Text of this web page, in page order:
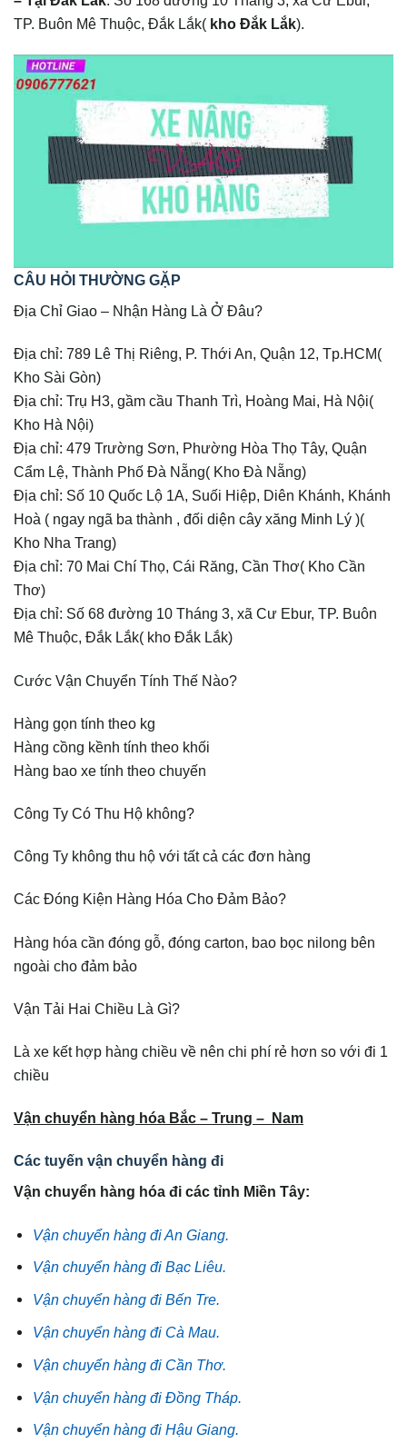
TP. Buôn Mê Thuộc, Đắk Lắk( kho Đắk Lắk).
CÂU HỎI THƯỜNG GẶP
Địa Chỉ Giao – Nhận Hàng Là Ở Đâu?
Địa chỉ: 789 Lê Thị Riêng, P. Thới An, Quận 12, Tp.HCM(
Kho Sài Gòn)
Địa chỉ: Trụ H3, gầm cầu Thanh Trì, Hoàng Mai, Hà Nội(
Kho Hà Nội)
Địa chỉ: 479 Trường Sơn, Phường Hòa Thọ Tây, Quận
Cẩm Lệ, Thành Phố Đà Nẵng( Kho Đà Nẵng)
Địa chỉ: Số 10 Quốc Lộ 1A, Suối Hiệp, Diên Khánh, Khánh
Hoà ( ngay ngã ba thành , đối diện cây xăng Minh Lý )(
Kho Nha Trang)
Địa chỉ: 70 Mai Chí Thọ, Cái Răng, Cần Thơ( Kho Cần
Thơ)
Địa chỉ: Số 68 đường 10 Tháng 3, xã Cư Ebur, TP. Buôn
Mê Thuộc, Đắk Lắk( kho Đắk Lắk)
Cước Vận Chuyển Tính Thế Nào?
Hàng gọn tính theo kg
Hàng cồng kềnh tính theo khối
Hàng bao xe tính theo chuyến
Công Ty Có Thu Hộ không?
Công Ty không thu hộ với tất cả các đơn hàng
Các Đóng Kiện Hàng Hóa Cho Đảm Bảo?
Hàng hóa cần đóng gỗ, đóng carton, bao bọc nilong bên
ngoài cho đảm bảo
Vận Tải Hai Chiều Là Gì?
Là xe kết hợp hàng chiều về nên chi phí rẻ hơn so với đi 1
chiều
Vận chuyển hàng hóa Bắc – Trung – Nam
Các tuyến vận chuyển hàng đi
Vận chuyển hàng hóa đi các tỉnh Miền Tây:
Vận chuyển hàng đi An Giang.
Vận chuyển hàng đi Bạc Liêu.
Vận chuyển hàng đi Bến Tre.
Vận chuyển hàng đi Cà Mau.
Vận chuyển hàng đi Cần Thơ.
Vận chuyển hàng đi Đồng Tháp.
Vận chuyển hàng đi Hậu Giang.